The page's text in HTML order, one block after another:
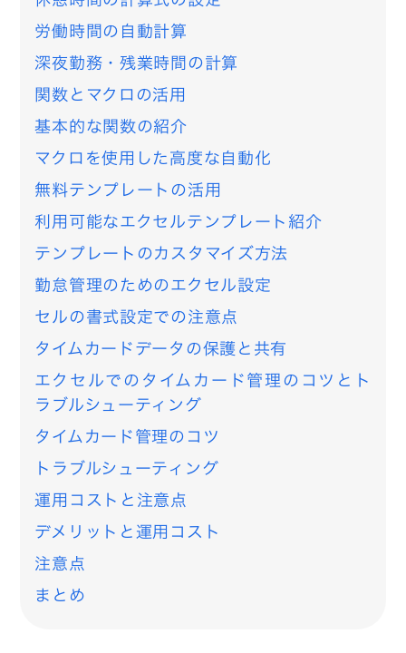
労働時間の自動計算
深夜勤務・残業時間の計算
関数とマクロの活用
基本的な関数の紹介
マクロを使用した高度な自動化
無料テンプレートの活用
利用可能なエクセルテンプレート紹介
テンプレートのカスタマイズ方法
勤怠管理のためのエクセル設定
セルの書式設定での注意点
タイムカードデータの保護と共有
エクセルでのタイムカード管理のコツとト
ラブルシューティング
タイムカード管理のコツ
トラブルシューティング
運用コストと注意点
デメリットと運用コスト
注意点
まとめ